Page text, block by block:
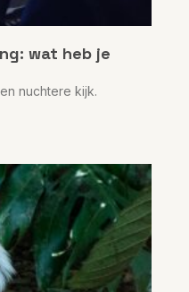
wat heb je
nuchtere kijk.